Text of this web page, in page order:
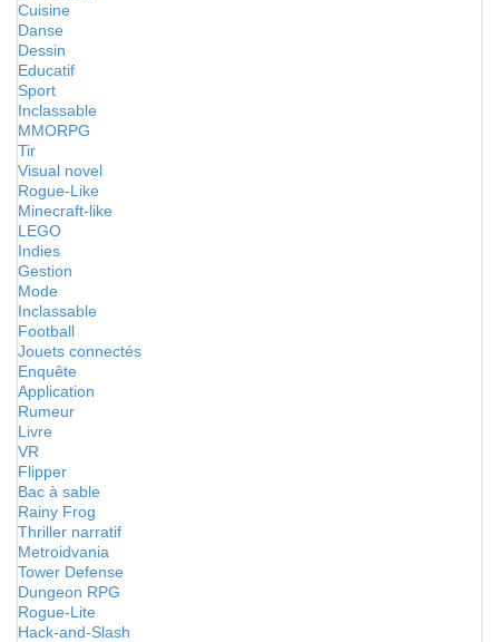
Cuisine
Danse
Dessin
Educatif
Sport
Inclassable
MMORPG
Tir
Visual novel
Rogue-Like
Minecraft-like
LEGO
Indies
Gestion
Mode
Inclassable
Football
Jouets connectés
Enquête
Application
Rumeur
Livre
VR
Flipper
Bac à sable
Rainy Frog
Thriller narratif
Metroidvania
Tower Defense
Dungeon RPG
Rogue-Lite
Hack-and-Slash